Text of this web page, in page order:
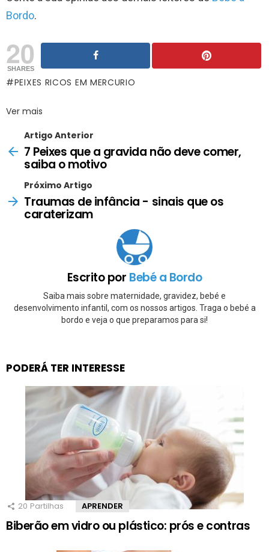
Bordo.
20
SHARES
PEIXES RICOS EM MERCURIO
Ver mais
Artigo Anterior
7 Peixes que a gravida não deve comer,
saiba o motivo
Próximo Artigo
Traumas de infância - sinais que os
caraterizam
Escrito por Bebé a Bordo
Saiba mais sobre maternidade, gravidez, bebé e
desenvolvimento infantil, com os nossos artigos. Traga o bebé a
bordo e veja o que preparamos para si!
PODERÁ TER INTERESSE
20 Partilhas APRENDER
Biberão em vidro ou plástico: prós e contras